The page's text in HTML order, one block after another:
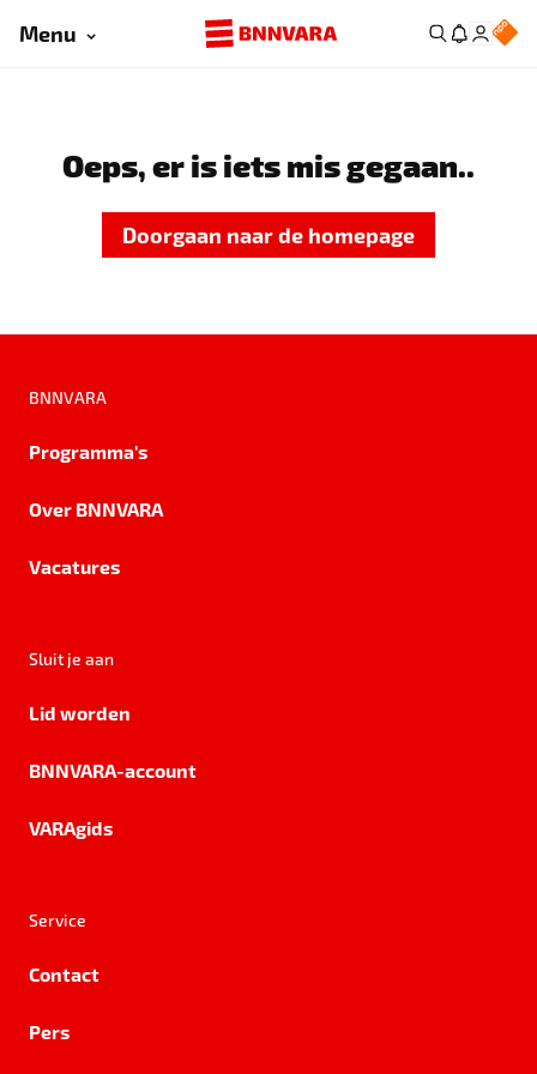
Menu
Oeps, er is iets mis gegaan..
Doorgaan naar de homepage
BNNVARA
Programma's
Over BNNVARA
Vacatures
Sluit je aan
Lid worden
BNNVARA-account
VARAgids
Service
Contact
Pers